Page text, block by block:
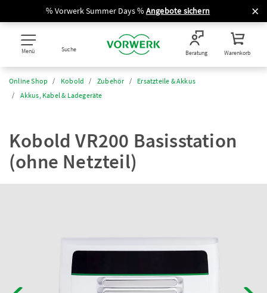
% Vorwerk Summer Days % Angebote sichern
Menü Suche Beratung Warenkorb
Online Shop Kobold Zubehör
Ersatzteile & Akkus
Akkus, Kabel & Ladegeräte
Kobold VR200 Basisstation
(ohne Netzteil)